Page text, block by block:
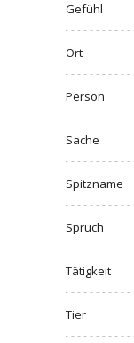
Gefühl
Ort
Person
Sache
Spitzname
Spruch
Tätigkeit
Tier